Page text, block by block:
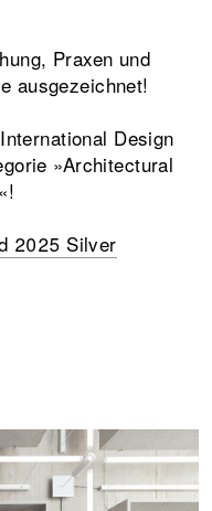
Praxen und
ausgezeichnet!
Design
»Architectural
2025 Silver